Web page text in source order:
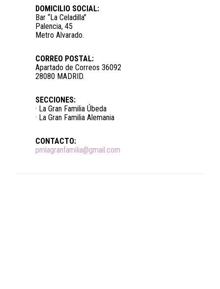
DOMICILIO SOCIAL:
Bar “La Celadilla”
Palencia, 45
Metro Alvarado.
CORREO POSTAL:
Apartado de Correos 36092
28080 MADRID.
SECCIONES:
· La Gran Familia Úbeda
· La Gran Familia Alemania
CONTACTO:
pmlagranfamilia@gmail.com